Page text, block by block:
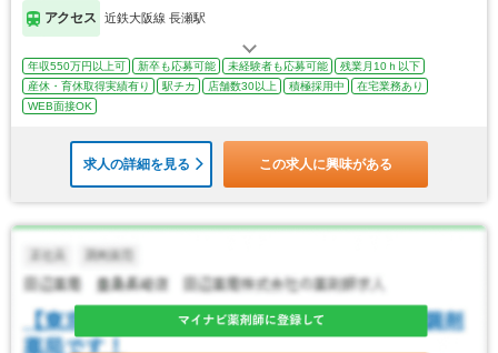
アクセス 近鉄大阪線 長瀬駅
年収550万円以上可 新卒も応募可能 未経験者も応募可能
残業月10ｈ以下
産休・育休取得実績有り
駅チカ 店舗数30以上 積極採用中
在宅業務あり
WEB面接OK
求人の詳細を見る この求人に興味がある